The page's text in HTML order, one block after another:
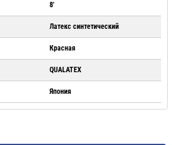
8'
Латекс синтетический
Красная
QUALATEX
Япония